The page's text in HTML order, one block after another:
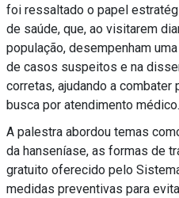
foi ressaltado o papel
de saúde, que, ao visitarem
população, desempenham
de casos suspeitos e na
corretas, ajudando a
busca por atendimento médico.
A palestra abordou temas
da hanseníase, as formas de
gratuito oferecido pelo
medidas preventivas para